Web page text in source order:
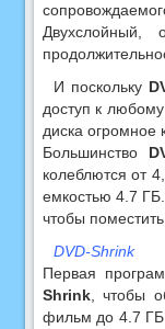
Двухслойный,
И поскольку
доступ к
диска огромное
Большинство
колеблются от
емкостью 4.7
чтобы
DVD-Shrink
Первая
Shrink, чтобы
фильм до 4.7 ГБ